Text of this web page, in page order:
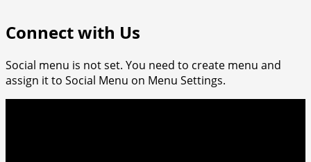
en
giveaways:
praktische
Connect with Us
Social menu is not set. You need to create menu and
assign it to Social Menu on Menu Settings.